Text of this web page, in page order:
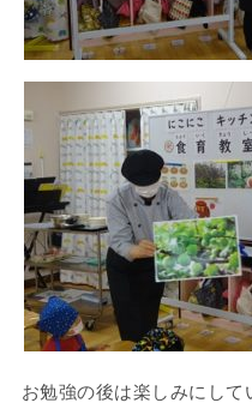
お勉強の後は楽しみにし